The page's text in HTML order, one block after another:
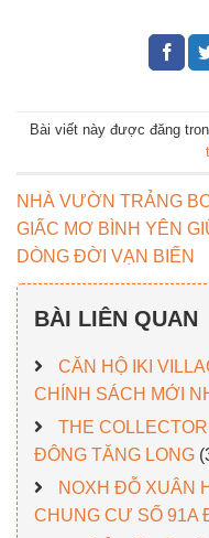
Bài viết này được đăng
NHÀ VƯỜN TRẢNG
GIẤC MƠ BÌNH YÊN
DÒNG ĐỜI VẠN BIẾN
BÀI LIÊN QUAN
CĂN HỘ IKI
CHÍNH SÁCH MỚI
THE
ĐÔNG TĂNG LONG
NOXH ĐỖ XUÂN
CHUNG CƯ SỐ 91A